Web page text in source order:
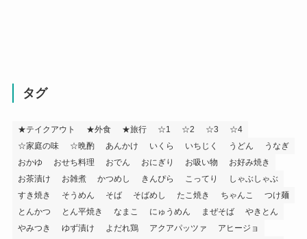
タグ
★テイクアウト ★外食 ★旅行 ☆1 ☆2 ☆3
☆4
☆家庭の味
☆晩酌 あんかけ いくら いちじく うどん
うなぎ
おかゆ
おせち料理 おでん おにぎり お吸い物
お好み焼き
お茶漬け
お雑煮 かつめし きんぴら こってり
しゃぶしゃぶ
すき焼き
そうめん そば そばめし たこ焼き ちゃんこ
つけ麺
とんかつ
とん平焼き なまこ にゅうめん まぜそば
やきとん
やみつき
ゆず漬け よだれ鶏 アクアパッツァ
アヒージョ